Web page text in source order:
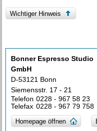
Wichtiger Hinweis
Bonner Espresso Studio
GmbH
D-53121 Bonn
Siemensstr. 17 - 21
Telefon 0228 - 967 58 23
Telefax 0228 - 967 79 758
Homepage öffnen